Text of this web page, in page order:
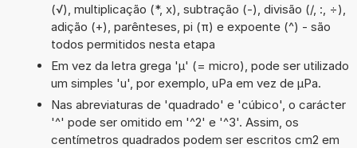
(√), multiplicação (*, x), subtração (-), divisão (/, :, ÷),
adição (+), parênteses, pi (π) e expoente (^) - são
todos permitidos nesta etapa
Em vez da letra grega 'µ' (= micro), pode ser utilizado
um simples 'u', por exemplo, uPa em vez de µPa.
Nas abreviaturas de 'quadrado' e 'cúbico', o carácter
'^' pode ser omitido em '^2' e '^3'. Assim, os
centímetros quadrados podem ser escritos cm2 em